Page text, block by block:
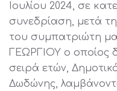
Ιουλίου 2024, σε
συνεδρίαση, μετά
του συμπατριώτη
ΓΕΩΡΓΙΟΥ o οποίος
σειρά ετών,
Δωδώνης,